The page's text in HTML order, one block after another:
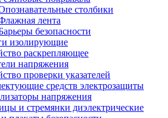
столбики
лента
безопасности
изолирующие
раскрепляющее
напряжения
проверки указателей
средств электрозащиты
напряжения
и стремянки диэлектрические